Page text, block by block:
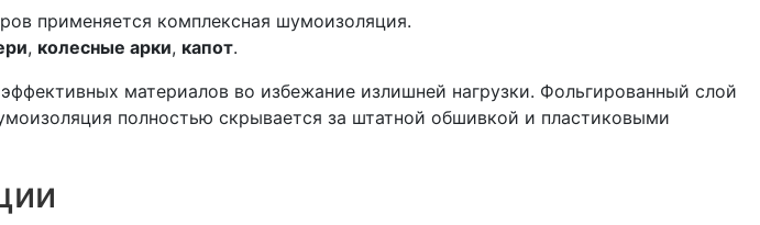
применяется комплексная шумоизоляция.
, колесные арки, капот.
материалов во избежание излишней нагрузки. Фольгированный слой
полностью скрывается за штатной обшивкой и пластиковыми